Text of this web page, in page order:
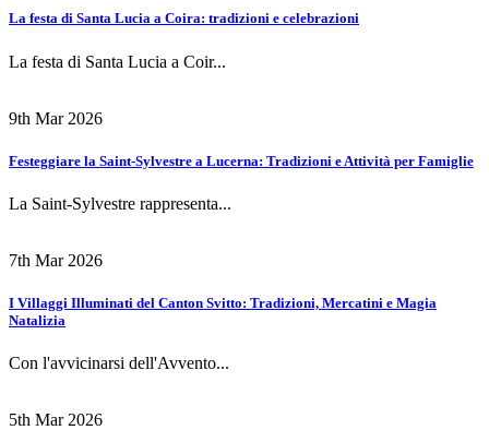
La festa di Santa Lucia a Coira: tradizioni e celebrazioni
La festa di Santa Lucia a Coir...
9th Mar 2026
Festeggiare la Saint-Sylvestre a Lucerna: Tradizioni e Attività per Famiglie
La Saint-Sylvestre rappresenta...
7th Mar 2026
I Villaggi Illuminati del Canton Svitto: Tradizioni, Mercatini e Magia
Natalizia
Con l'avvicinarsi dell'Avvento...
5th Mar 2026